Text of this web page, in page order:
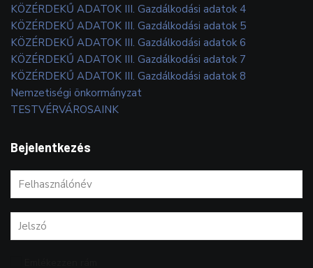
KÖZÉRDEKŰ ADATOK III. Gazdálkodási adatok 4
KÖZÉRDEKŰ ADATOK III. Gazdálkodási adatok 5
KÖZÉRDEKŰ ADATOK III. Gazdálkodási adatok 6
KÖZÉRDEKŰ ADATOK III. Gazdálkodási adatok 7
KÖZÉRDEKŰ ADATOK III. Gazdálkodási adatok 8
Nemzetiségi önkormányzat
TESTVÉRVÁROSAINK
Bejelentkezés